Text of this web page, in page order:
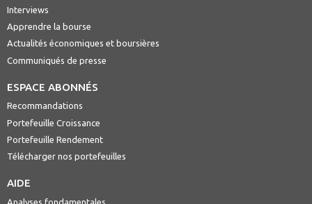
Interviews
Apprendre la bourse
Actualités économiques et boursières
Communiqués de presse
ESPACE ABONNÉS
Recommandations
Portefeuille Croissance
Portefeuille Rendement
Télécharger nos portefeuilles
AIDE
Analyses fondamentales